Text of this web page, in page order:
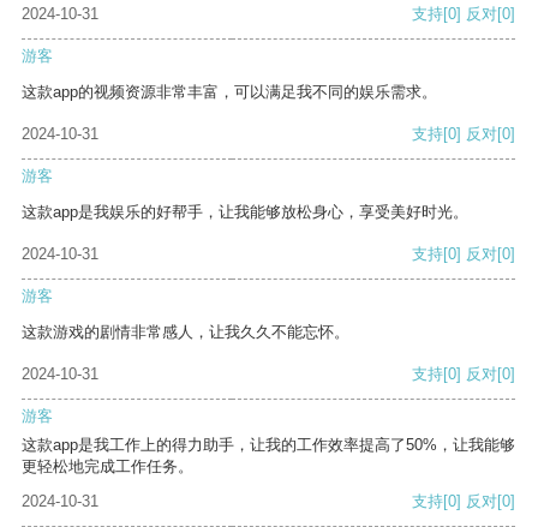
2024-10-31
支持[0] 反对[0]
游客
这款app的视频资源非常丰富，可以满足我不同的娱乐需求。
2024-10-31 支持[0] 反对[0]
游客
这款app是我娱乐的好帮手，让我能够放松身心，享受美好时光。
2024-10-31 支持[0] 反对[0]
游客
这款游戏的剧情非常感人，让我久久不能忘怀。
2024-10-31 支持[0] 反对[0]
游客
这款app是我工作上的得力助手，让我的工作效率提高了50%，让我能够
更轻松地完成工作任务。
2024-10-31
支持[0] 反对[0]